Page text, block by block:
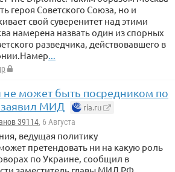
героя Советского Союза, но и
свой суверенитет над этими
намерена назвать один из спорных
разведчика, действовавшего в
не может быть посредником по
МИД
ria.ru
39114, 6 Августа
ведущая политику
претендовать ни на какую роль
по Украине, сообщил в